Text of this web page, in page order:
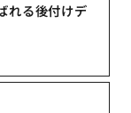
れる後付けデ